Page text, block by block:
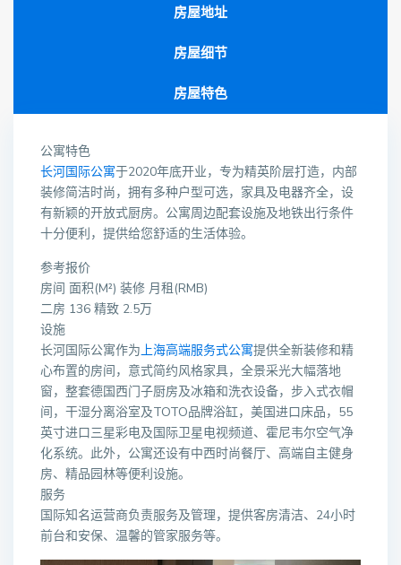
房屋地址
房屋细节
房屋特色
公寓特色
长河国际公寓于2020年底开业，专为精英阶层打造，内部
装修简洁时尚，拥有多种户型可选，家具及电器齐全，设
有新颖的开放式厨房。公寓周边配套设施及地铁出行条件
十分便利，提供给您舒适的生活体验。
参考报价
房间 面积(M²) 装修 月租(RMB)
二房 136 精致 2.5万
设施
长河国际公寓作为上海高端服务式公寓提供全新装修和精
心布置的房间，意式简约风格家具，全景采光大幅落地
窗，整套德国西门子厨房及冰箱和洗衣设备，步入式衣帽
间，干湿分离浴室及TOTO品牌浴缸，美国进口床品，55
英寸进口三星彩电及国际卫星电视频道、霍尼韦尔空气净
化系统。此外，公寓还设有中西时尚餐厅、高端自主健身
房、精品园林等便利设施。
服务
国际知名运营商负责服务及管理，提供客房清洁、24小时
前台和安保、温馨的管家服务等。